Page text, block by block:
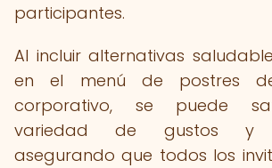
participantes.
Al incluir alternativas
en el menú de postres
corporativo, se puede
variedad de gustos y
asegurando que todos los